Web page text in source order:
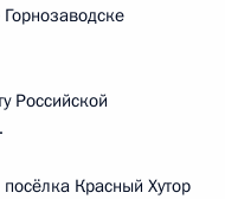
Российской
Красный Хутор